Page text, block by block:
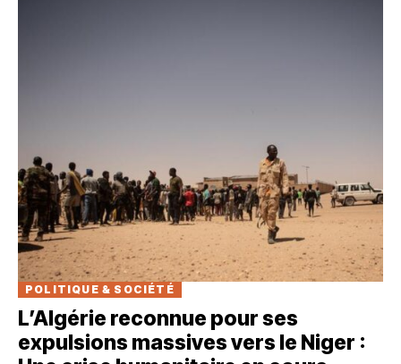
POLITIQUE & SOCIÉTÉ
L’Algérie reconnue pour ses
expulsions massives vers le Niger :